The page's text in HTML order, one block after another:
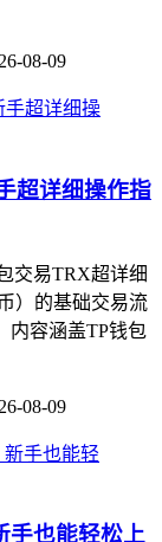
08-09
超详细操作指
交易TRX超详细
）的基础交易流
内容涵盖TP钱包
08-09
手也能轻松上